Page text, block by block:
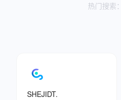
热门搜索：
SHEJIDT.